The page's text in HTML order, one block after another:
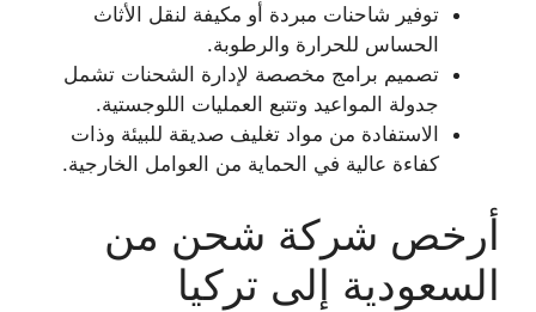
توفير شاحنات مبردة أو مكيفة لنقل الأثاث
الحساس للحرارة والرطوبة.
تصميم برامج مخصصة لإدارة الشحنات تشمل
جدولة المواعيد وتتبع العمليات اللوجستية.
الاستفادة من مواد تغليف صديقة للبيئة وذات
كفاءة عالية في الحماية من العوامل الخارجية.
أرخص شركة شحن من
السعودية إلى تركيا